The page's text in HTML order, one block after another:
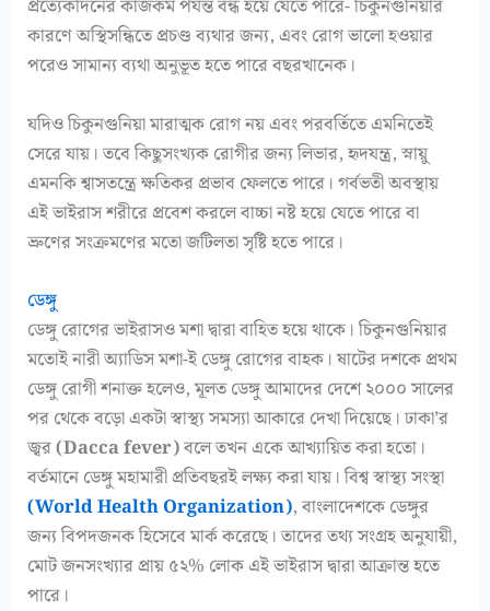
প্রত্যেকদিনের কাজকর্ম পর্যন্ত বন্ধ হয়ে যেতে পারে- চিকুনগুনিয়ার
কারণে অস্থিসন্ধিতে প্রচণ্ড ব্যথার জন্য, এবং রোগ ভালো হওয়ার
পরেও সামান্য ব্যথা অনুভূত হতে পারে বছরখানেক।
যদিও চিকুনগুনিয়া মারাত্মক রোগ নয় এবং পরবর্তিতে এমনিতেই
সেরে যায়। তবে কিছুসংখ্যক রোগীর জন্য লিভার, হৃদযন্ত্র, স্নায়ু
এমনকি শ্বাসতন্ত্রে ক্ষতিকর প্রভাব ফেলতে পারে। গর্বভতী অবস্থায়
এই ভাইরাস শরীরে প্রবেশ করলে বাচ্চা নষ্ট হয়ে যেতে পারে বা
ভ্রুণের সংক্রমণের মতো জটিলতা সৃষ্টি হতে পারে।
ডেঙ্গু
ডেঙ্গু রোগের ভাইরাসও মশা দ্বারা বাহিত হয়ে থাকে। চিকুনগুনিয়ার
মতোই নারী অ্যাডিস মশা-ই ডেঙ্গু রোগের বাহক। ষাটের দশকে প্রথম
ডেঙ্গু রোগী শনাক্ত হলেও, মূলত ডেঙ্গু আমাদের দেশে ২০০০ সালের
পর থেকে বড়ো একটা স্বাস্থ্য সমস্যা আকারে দেখা দিয়েছে। ঢাকা’র
জ্বর(Dacca fever)বলে তখন একে আখ্যায়িত করা হতো।
বর্তমানে ডেঙ্গু মহামারী প্রতিবছরই লক্ষ্য করা যায়। বিশ্ব স্বাস্থ্য সংস্থা
(World Health Organization), বাংলাদেশকে ডেঙ্গুর
জন্য বিপদজনক হিসেবে মার্ক করেছে। তাদের তথ্য সংগ্রহ অনুযায়ী,
মোট জনসংখ্যার প্রায় ৫২% লোক এই ভাইরাস দ্বারা আক্রান্ত হতে
পারে।